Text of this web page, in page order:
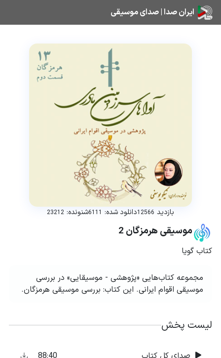
ایران صدا | صدای موسیقی
بازدید 12566دانلود شده: 6111شنونده: 23212
موسیقی هرمزگان 2
کتاب گویا
مجموعه کتاب‌هایی «پژوهشی - موسیقایی» در بررسی
موسیقی اقوام ایرانی. این کتاب: بررسی موسیقی هرمزگان.
لیست پخش